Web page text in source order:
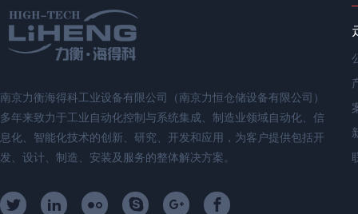
南京力衡海得科工业设备有限公司（南京力恒仓储设备有限公司）
多年来致力于工业自动化控制与系统集成、制造业领域自动化、信
息化、智能化技术的创新、研究、开发和应用，为客户提供包括开
发、设计、制造、安装及服务的整体解决方案。